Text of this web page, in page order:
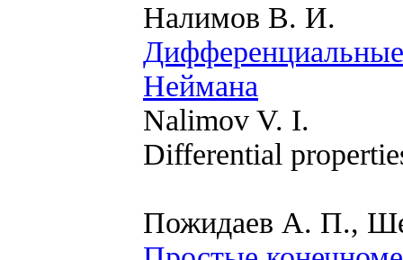
Налимов В. И.
Неймана
Nalimov V. I.
Differential
Пожидаев А. П.,